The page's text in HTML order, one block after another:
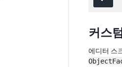
커스
에디터 스